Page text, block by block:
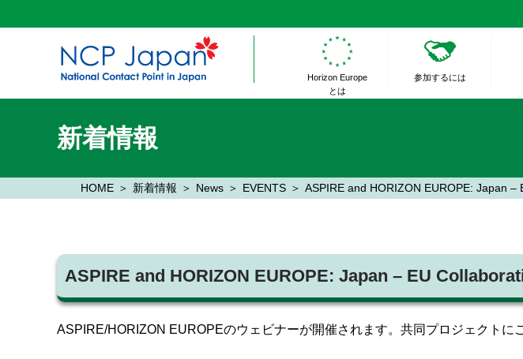
Horizon Europe
とは
参加するには
新着情報
HOME 新着情報 News EVENTS ASPIRE and HORIZON EUROPE: Japan
ASPIRE and HORIZON EUROPE: Japan – EU
ASPIRE/HORIZON EUROPEのウェビナーが開催されます。共同プロジェクトに